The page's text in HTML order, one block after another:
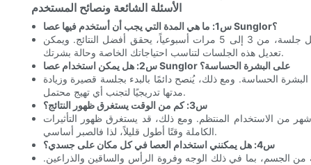
الأسئلة الشائعة ونصائح المستخدم
س1: ما هي المدة التي يجب أن أستخدم فيها عصا Sunglor؟
ج: يجد معظم المستخدمين أن اتباع روتين منتظم لمدة 10-15 دقيقة لكل جلسة، من 3 إلى 5 مرات أسبوعياً، يحقق أفضل النتائج. ويمكن
تعديل هذه الجلسات لتناسب احتياجاتك الخاصة وحالة بشرتك.
س2: هل يمكن استخدام عصا Sunglor على البشرة الحساسة؟
الحساسة. ومع ذلك، يُنصح دائمًا بالبدء بجلسة قصيرة وزيادة
مدتها تدريجيًا لتجنب أي تهيج محتمل.
س3: كم من الوقت يستغرق ظهور النتائج؟
من الاستخدام المنتظم. ومع ذلك، قد يستغرق ظهور التأثيرات
الكاملة وقتًا أطول قليلاً، لذا فالصبر أساسي.
س4: هل يمكنني استخدام العصا في كل مكان على جسدي؟
من الجسم، بما في ذلك الوجه وفروة الرأس والساقين والذراعين.